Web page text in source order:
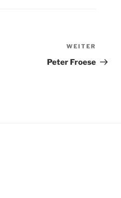
Beitrag
WEITER
Peter Froese